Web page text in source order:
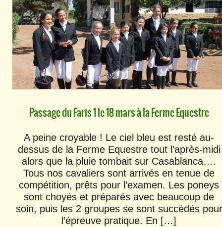
Passage du Faris 1 le 18 mars à la Ferme Equestre
A peine croyable ! Le ciel bleu est resté au-
dessus de la Ferme Equestre tout l’après-midi
alors que la pluie tombait sur Casablanca….
Tous nos cavaliers sont arrivés en tenue de
compétition, prêts pour l’examen. Les poneys
sont choyés et préparés avec beaucoup de
soin, puis les 2 groupes se sont succédés pour
l’épreuve pratique. En […]